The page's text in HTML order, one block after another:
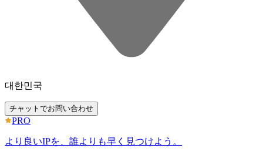
대한민국
チャットでお問い合わせ
PRO
より良いIPを、誰よりも早く見つけよう。